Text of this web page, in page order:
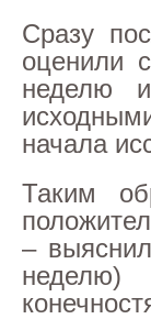
Сразу
оценили
неделю
начала
Таким
–
неделю)